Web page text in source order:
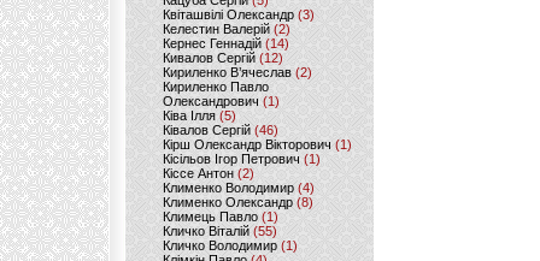
Квіташвілі Олександр(3)
Келестин Валерій(2)
Кернес Геннадій (14)
Кивалов Сергій (12)
Кириленко В’ячеслав (2)
Кириленко Павло
Олександрович (1)
Ківа Ілля (5)
Ківалов Сергій(46)
Кірш Олександр Вікторович (1)
Кісільов Ігор Петрович (1)
Кіссе Антон (2)
Клименко Володимир(4)
Клименко Олександр (8)
Климець Павло (1)
Кличко Віталій(55)
Кличко Володимир (1)